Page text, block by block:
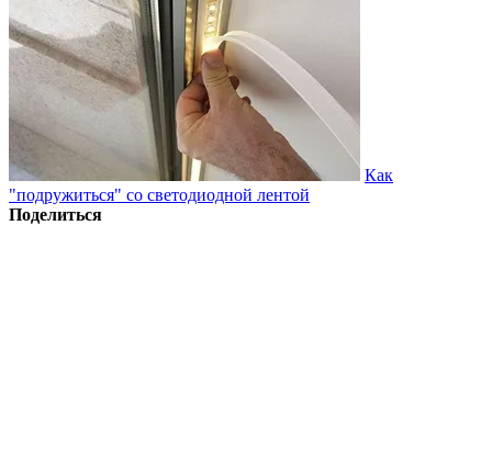
Как
"подружиться" со светодиодной лентой
Поделиться